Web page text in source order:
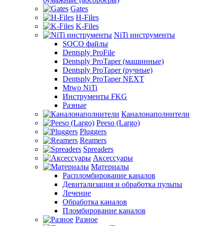
Gates
H-Files
K-Files
NiTi инструменты
SOCO файлы
Dentsply ProFile
Dentsply ProTaper (машинные)
Dentsply ProTaper (ручные)
Dentsply ProTaper NEXT
Mtwo NiTi
Инструменты FKG
Разные
Каналонаполнители
Peeso (Largo)
Pluggers
Reamers
Spreaders
Аксессуары
Материалы
Распломбирование каналов
Девитализация и обработка пульпы
Лечение
Обработка каналов
Пломбирование каналов
Разное